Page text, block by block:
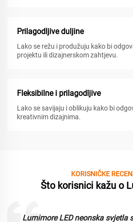
Prilagodljive duljine
Lako se režu i produžuju kako bi
projektu ili dizajnerskom zahtjevu.
Fleksibilne i prilagodljive
Lako se savijaju i oblikuju kako bi
kreativnim dizajnima.
KORISNIČKE
Što korisnici kažu o
Lumimore LED neonska svjetla